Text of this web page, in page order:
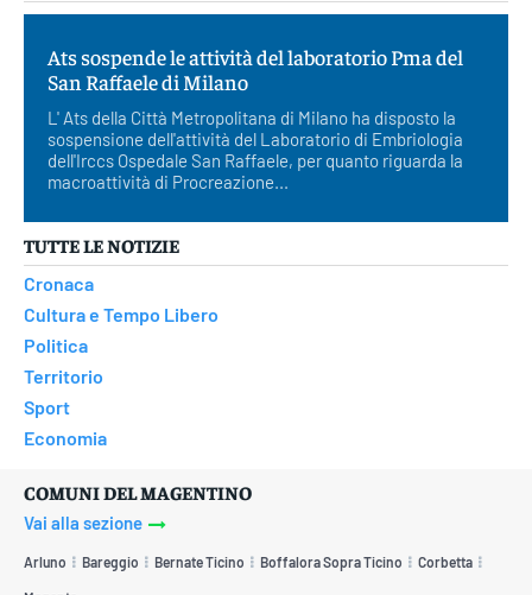
Ats sospende le attività del laboratorio Pma del
San Raffaele di Milano
L' Ats della Città Metropolitana di Milano ha disposto la
sospensione dell'attività del Laboratorio di Embriologia
dell'Irccs Ospedale San Raffaele, per quanto riguarda la
macroattività di Procreazione...
TUTTE LE NOTIZIE
Cronaca
Cultura e Tempo Libero
Politica
Territorio
Sport
Economia
COMUNI DEL MAGENTINO
Vai alla sezione
Arluno Bareggio Bernate Ticino Boffalora Sopra Ticino Corbetta